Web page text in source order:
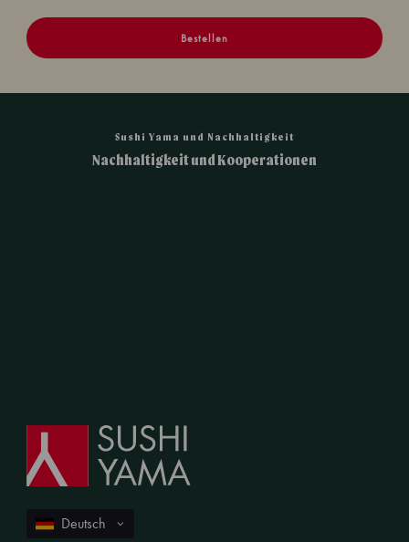
Bestellen
Sushi Yama und Nachhaltigkeit
Nachhaltigkeit und Kooperationen